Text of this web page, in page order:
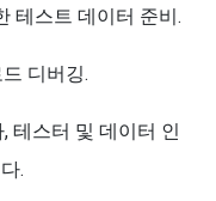
테스트 데이터 준비.
디버깅.
테스터 및 데이터 인
.